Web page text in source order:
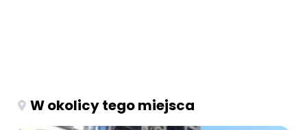
W okolicy tego miejsca